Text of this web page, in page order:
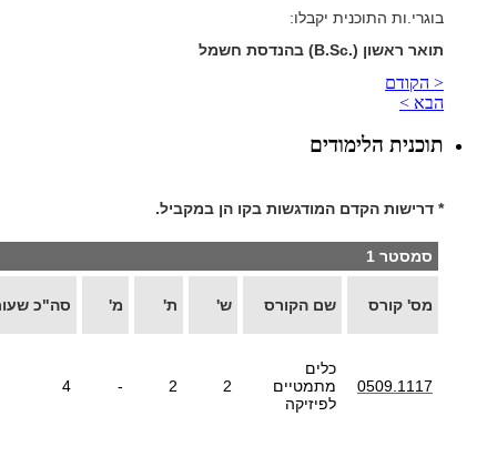
בוגרי.ות התוכנית יקבלו:
תואר ראשון (B.Sc.) בהנדסת חשמל
< הקודם
הבא >
תוכנית הלימודים
* דרישות הקדם המודגשות בקו הן במקביל.
סמסטר 1
מס' קורס שם הקורס ש' ת' מ' סה"כ
0509.1117
כלים
מתמטיים
לפיזיקה
2
2
-
4